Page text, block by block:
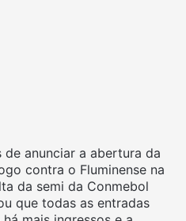
anunciar a abertura da
contra o Fluminense na
da semi da Conmebol
que todas as entradas